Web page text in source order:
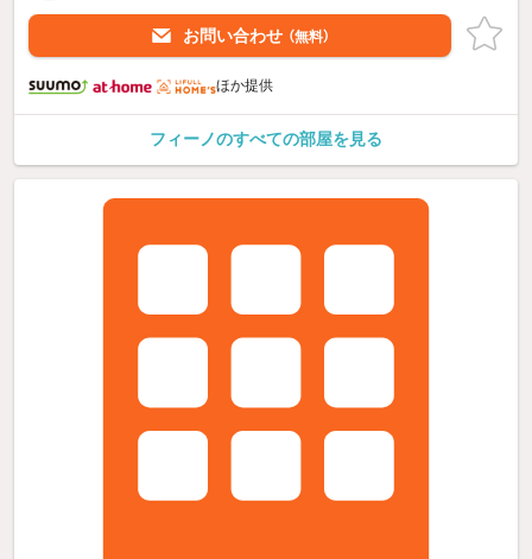
お問い合わせ （無料）
ほか提供
フィーノのすべての部屋を見る